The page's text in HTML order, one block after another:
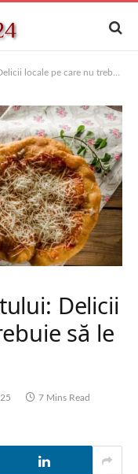
pe care nu trebuie să le ratezi
Delicii
să le
7 Mins Read